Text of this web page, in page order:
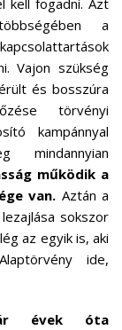
kell fogadni. Azt
a
Vajon szükség
és bosszúra
törvényi
kampánnyal
mindannyian
működik a
van. Aztán a
sokszor
az egyik is, aki
ide,
évek óta